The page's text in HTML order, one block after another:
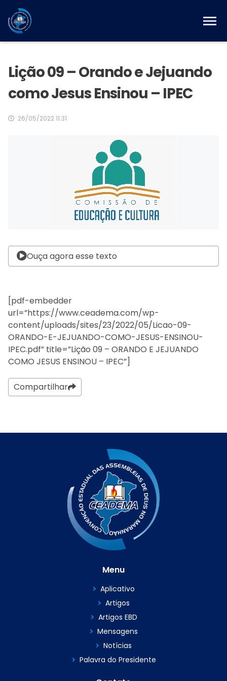
Lição 09 – Orando e Jejuando
como Jesus Ensinou – IPEC
26/05/2022 11:31
Ouça agora esse texto
[pdf-embedder
url=”https://www.ceadema.com/wp-
content/uploads/sites/23/2022/05/Licao-09-
ORANDO-E-JEJUANDO-COMO-JESUS-ENSINOU-
IPEC.pdf” title=”Lição 09 – ORANDO E JEJUANDO
COMO JESUS ENSINOU – IPEC”]
Compartilhar
Menu
Aplicativo
Artigos
Artigos EBD
Mensagens
Notícias
Palavra do Presidente